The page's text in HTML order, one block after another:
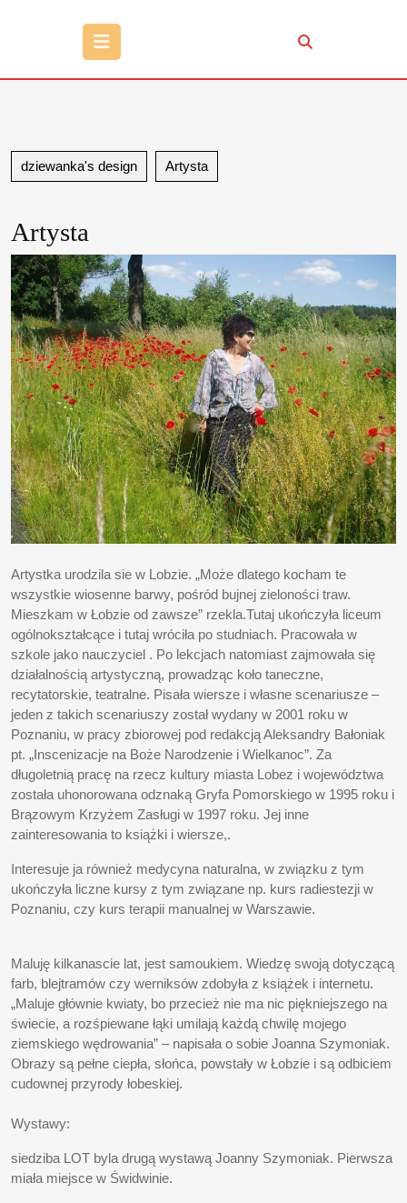
Open
dziewanka's design Artysta
Artysta
Artystka urodzila sie w Lobzie. „Może dlatego kocham te
wszystkie wiosenne barwy, pośród bujnej zieloności traw.
Mieszkam w Łobzie od zawsze” rzekla.Tutaj ukończyła liceum
ogólnokształcące i tutaj wróciła po studniach. Pracowała w
szkole jako nauczyciel . Po lekcjach natomiast zajmowała się
działalnością artystyczną, prowadząc koło taneczne,
recytatorskie, teatralne. Pisała wiersze i własne scenariusze –
jeden z takich scenariuszy został wydany w 2001 roku w
Poznaniu, w pracy zbiorowej pod redakcją Aleksandry Bałoniak
pt. „Inscenizacje na Boże Narodzenie i Wielkanoc”. Za
długoletnią pracę na rzecz kultury miasta Lobez i województwa
została uhonorowana odznaką Gryfa Pomorskiego w 1995 roku i
Brązowym Krzyżem Zasługi w 1997 roku. Jej inne
zainteresowania to książki i wiersze,.
Interesuje ja również medycyna naturalna, w związku z tym
ukończyła liczne kursy z tym związane np. kurs radiestezji w
Poznaniu, czy kurs terapii manualnej w Warszawie.
Maluję kilkanascie lat, jest samoukiem. Wiedzę swoją dotyczącą
farb, blejtramów czy werniksów zdobyła z książek i internetu.
„Maluje głównie kwiaty, bo przecież nie ma nic piękniejszego na
świecie, a rozśpiewane łąki umilają każdą chwilę mojego
ziemskiego wędrowania” – napisała o sobie Joanna Szymoniak.
Obrazy są pełne ciepła, słońca, powstały w Łobzie i są odbiciem
cudownej przyrody łobeskiej.
Wystawy:
siedziba LOT byla drugą wystawą Joanny Szymoniak. Pierwsza
miała miejsce w Świdwinie.